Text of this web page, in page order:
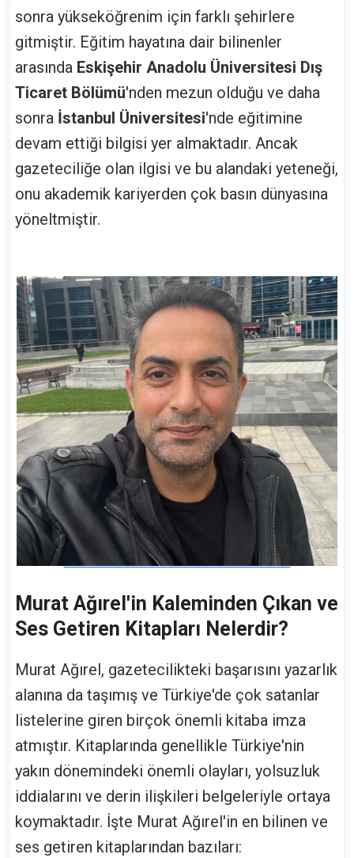
sonra yükseköğrenim için farklı şehirlere
gitmiştir. Eğitim hayatına dair bilinenler
arasında Eskişehir Anadolu Üniversitesi Dış
Ticaret Bölümü'nden mezun olduğu ve daha
sonra İstanbul Üniversitesi'nde eğitimine
devam ettiği bilgisi yer almaktadır. Ancak
gazeteciliğe olan ilgisi ve bu alandaki yeteneği,
onu akademik kariyerden çok basın dünyasına
yöneltmiştir.
Murat Ağırel'in Kaleminden Çıkan ve
Ses Getiren Kitapları Nelerdir?
Murat Ağırel, gazetecilikteki başarısını yazarlık
alanına da taşımış ve Türkiye'de çok satanlar
listelerine giren birçok önemli kitaba imza
atmıştır. Kitaplarında genellikle Türkiye'nin
yakın dönemindeki önemli olayları, yolsuzluk
iddialarını ve derin ilişkileri belgeleriyle ortaya
koymaktadır. İşte Murat Ağırel'in en bilinen ve
ses getiren kitaplarından bazıları: